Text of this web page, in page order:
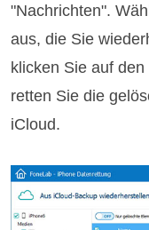
"Nachrichten".
aus, die Sie
klicken Sie auf
retten Sie die
iCloud.